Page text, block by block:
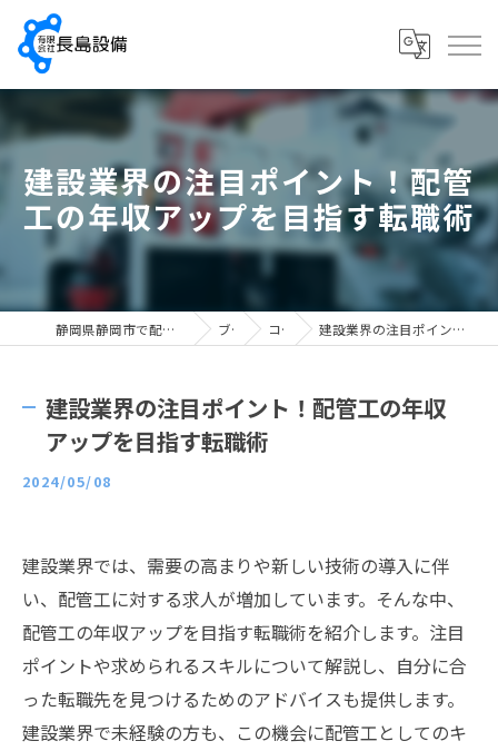
建設業界の注目ポイント！配管
工の年収アップを目指す転職術
静岡県静岡市で配管工の求人なら有限会社長島設備 ブログ コラム 建設業界の注目ポイント！配管工の年収アップを目指す転職術
建設業界の注目ポイント！配管工の年収
アップを目指す転職術
2024/05/08
建設業界では、需要の高まりや新しい技術の導入に伴
い、配管工に対する求人が増加しています。そんな中、
配管工の年収アップを目指す転職術を紹介します。注目
ポイントや求められるスキルについて解説し、自分に合
った転職先を見つけるためのアドバイスも提供します。
建設業界で未経験の方も、この機会に配管工としてのキ